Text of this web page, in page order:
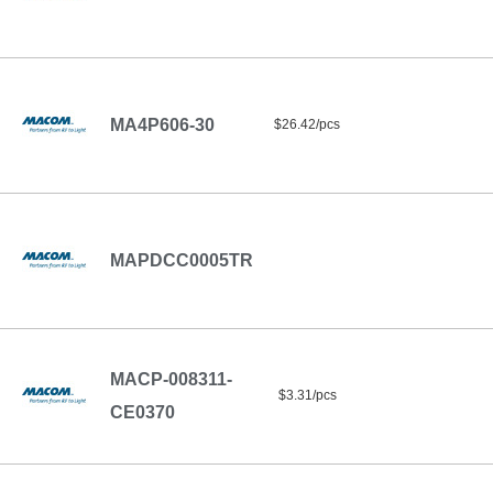
MA4P606-30 $26.42/pcs
MAPDCC0005TR
MACP-008311-
CE0370
$3.31/pcs